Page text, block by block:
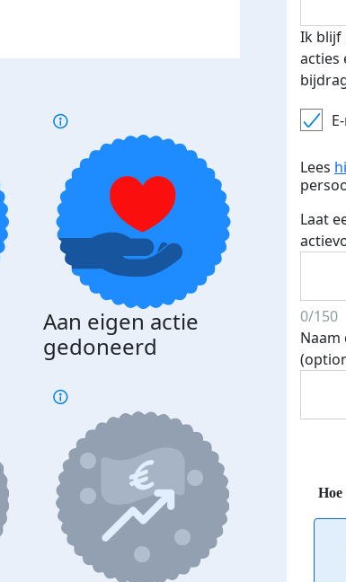
Aan eigen actie
gedoneerd
bedankt
Ik blijf
acties
Lees
Laat
0/150
Naam